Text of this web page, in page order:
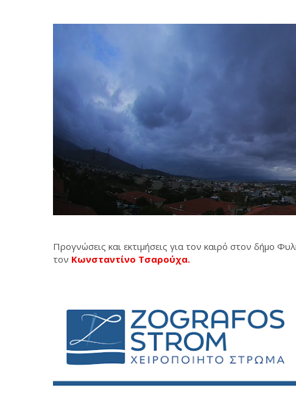
Προγνώσεις και εκτιμήσεις για τον καιρό στον δήμο
τον Κωνσταντίνο Τσαρούχα.